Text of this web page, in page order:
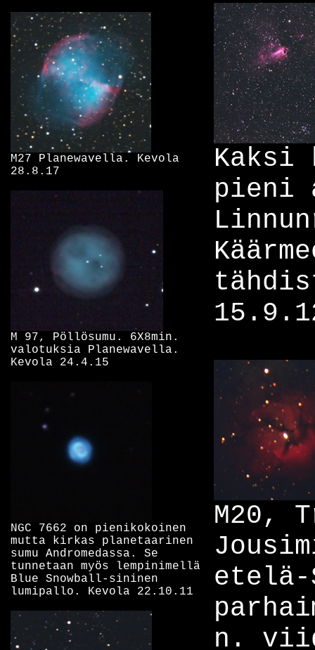
M27 Planewavella. Kevola
28.8.17
M 97, Pöllösumu. 6X8min.
valotuksia Planewavella.
Kevola 24.4.15
NGC 7662 on pienikokoinen
mutta kirkas planetaarinen
sumu Andromedassa. Se
tunnetaan myös lempinimellä
Blue Snowball-sininen
lumipallo. Kevola 22.10.11
Kaksi
pieni
M20,
etelä-
n.